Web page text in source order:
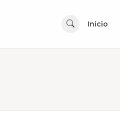
Inicio